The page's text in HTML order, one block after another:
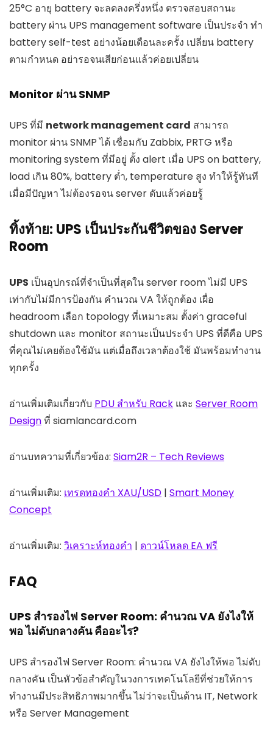
25°C อายุ battery จะลดลงครึ่งหนึ่ง ตรวจสอบสถานะ
battery ผ่าน UPS management software เป็นประจำ ทำ
battery self-test อย่างน้อยเดือนละครั้ง เปลี่ยน battery
ตามกำหนด อย่ารอจนเสียก่อนแล้วค่อยเปลี่ยน
Monitor ผ่าน SNMP
UPS ที่มี network management card สามารถ
monitor ผ่าน SNMP ได้ เชื่อมกับ Zabbix, PRTG หรือ
monitoring system ที่มีอยู่ ตั้ง alert เมื่อ UPS on battery,
load เกิน 80%, battery ต่ำ, temperature สูง ทำให้รู้ทันที
เมื่อมีปัญหา ไม่ต้องรอจน server ดับแล้วค่อยรู้
ทิ้งท้าย: UPS เป็นประกันชีวิตของ Server
Room
UPS เป็นอุปกรณ์ที่จำเป็นที่สุดใน server room ไม่มี UPS
เท่ากับไม่มีการป้องกัน คำนวณ VA ให้ถูกต้อง เผื่อ
headroom เลือก topology ที่เหมาะสม ตั้งค่า graceful
shutdown และ monitor สถานะเป็นประจำ UPS ที่ดีคือ UPS
ที่คุณไม่เคยต้องใช้มัน แต่เมื่อถึงเวลาต้องใช้ มันพร้อมทำงาน
ทุกครั้ง
อ่านเพิ่มเติมเกี่ยวกับ PDU สำหรับ Rack และ Server Room
Designที่ siamlancard.com
อ่านบทความที่เกี่ยวข้อง: Siam2R – Tech Reviews
อ่านเพิ่มเติม: เทรดทองคำ XAU/USD | Smart Money
Concept
อ่านเพิ่มเติม: วิเคราะห์ทองคำ | ดาวน์โหลด EA ฟรี
FAQ
UPS สำรองไฟ Server Room: คำนวณ VA ยังไงให้
พอ ไม่ดับกลางคัน คืออะไร?
UPS สำรองไฟ Server Room: คำนวณ VA ยังไงให้พอ ไม่ดับ
กลางคัน เป็นหัวข้อสำคัญในวงการเทคโนโลยีที่ช่วยให้การ
ทำงานมีประสิทธิภาพมากขึ้น ไม่ว่าจะเป็นด้าน IT, Network
หรือ Server Management